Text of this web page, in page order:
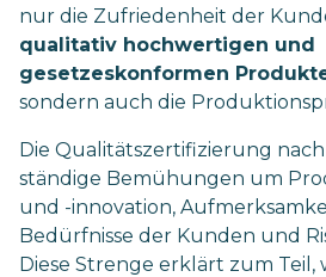
nur die Zufriedenheit der
qualitativ hochwertigen und
gesetzeskonformen
sondern auch die
Die Qualitätszertifizierung
ständige Bemühungen um
und -innovation,
Bedürfnisse der Kunden und
Diese Strenge erklärt zum